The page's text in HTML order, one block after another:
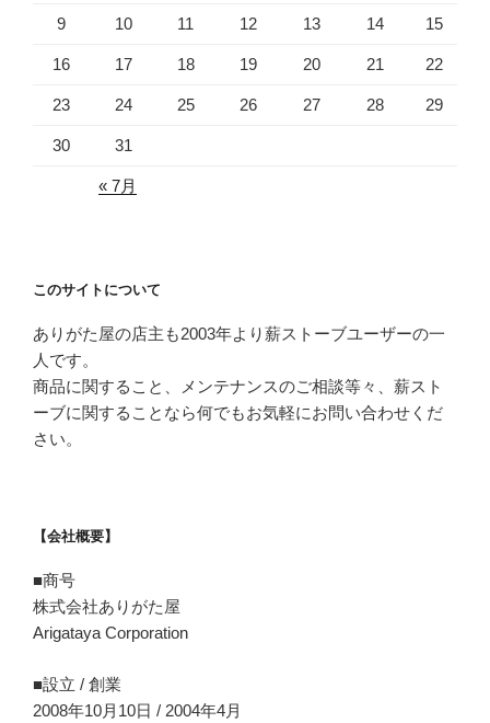
9 10 11 12 13 14 15
16 17 18 19 20 21 22
23 24 25 26 27 28 29
30 31
« 7月
このサイトについて
ありがた屋の店主も2003年より薪ストーブユーザーの一
人です。
商品に関すること、メンテナンスのご相談等々、薪スト
ーブに関することなら何でもお気軽にお問い合わせくだ
さい。
【会社概要】
■商号
株式会社ありがた屋
Arigataya Corporation
■設立 / 創業
2008年10月10日 / 2004年4月